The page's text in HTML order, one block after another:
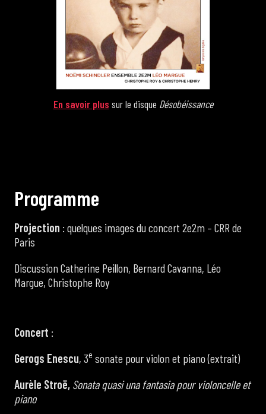
En savoir plus sur le disque Désobéissance
Programme
Projection : quelques images du concert 2e2m – CRR de
Paris
Discussion Catherine Peillon, Bernard Cavanna, Léo
Margue, Christophe Roy
Concert :
Gerogs Enescu, 3e sonate pour violon et piano (extrait)
Aurèle Stroë, Sonata quasi una fantasia pour violoncelle et
piano